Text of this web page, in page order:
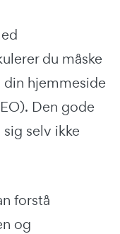
du måske
hjemmeside
Den gode
selv ikke
forstå
og